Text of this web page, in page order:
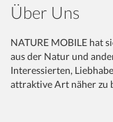
Über Uns
NATURE MOBILE hat
aus der Natur und
Interessierten,
attraktive Art näher zu